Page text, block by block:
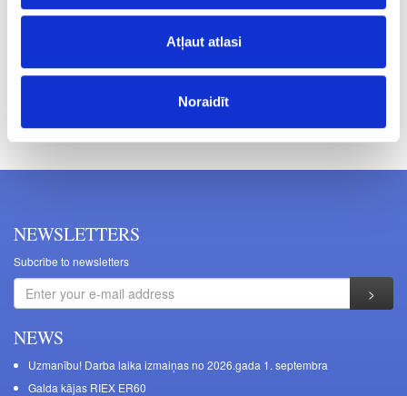
Atļaut atlasi
Noraidīt
Prices excluding VAT. The indicated prices may be changed
without a prior warning.
NEWSLETTERS
Subcribe to newsletters
NEWS
Uzmanību! Darba laika izmaiņas no 2026.gada 1. septembra
Galda kājas RIEX ER60